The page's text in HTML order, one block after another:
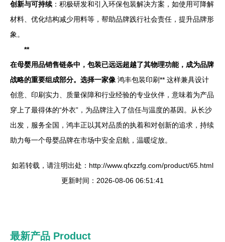
创新与可持续：积极研发和引入环保包装解决方案，如使用可降解
材料、优化结构减少用料等，帮助品牌践行社会责任，提升品牌形
象。
**
在母婴用品销售链条中，包装已远远超越了其物理功能，成为品牌
战略的重要组成部分。选择一家像 鸿丰包装印刷** 这样兼具设计
创意、印刷实力、质量保障和行业经验的专业伙伴，意味着为产品
穿上了最得体的“外衣”，为品牌注入了信任与温度的基因。从长沙
出发，服务全国，鸿丰正以其对品质的执着和对创新的追求，持续
助力每一个母婴品牌在市场中安全启航，温暖绽放。
如若转载，请注明出处：http://www.qfxzzfg.com/product/65.html
更新时间：2026-08-06 06:51:41
最新产品 Product